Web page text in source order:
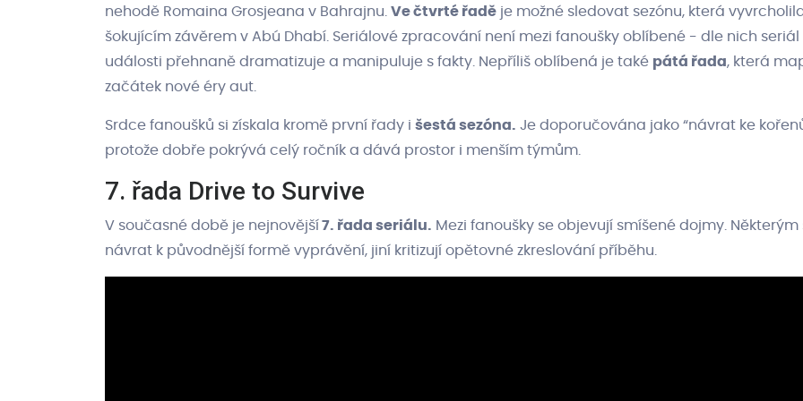
nehodě Romaina Grosjeana v Bahrajnu. Ve čtvrté řadě je možné sledovat sezónu, která
šokujícím závěrem v Abú Dhabí. Seriálové zpracování není mezi fanoušky oblíbené - dle nich seriál
události přehnaně dramatizuje a manipuluje s fakty. Nepříliš oblíbená je také pátá řada, která
začátek nové éry aut.
Srdce fanoušků si získala kromě první řady i šestá sezóna. Je doporučována jako “návrat ke
protože dobře pokrývá celý ročník a dává prostor i menším týmům.
7. řada Drive to Survive
V současné době je nejnovější 7. řada seriálu. Mezi fanoušky se objevují smíšené dojmy. Některým
návrat k původnější formě vyprávění, jiní kritizují opětovné zkreslování příběhu.